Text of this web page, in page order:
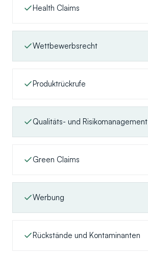
Health Claims
Wettbewerbsrecht
Produktrückrufe
Qualitäts- und Risikomanagement
Green Claims
Werbung
Rückstände und Kontaminanten